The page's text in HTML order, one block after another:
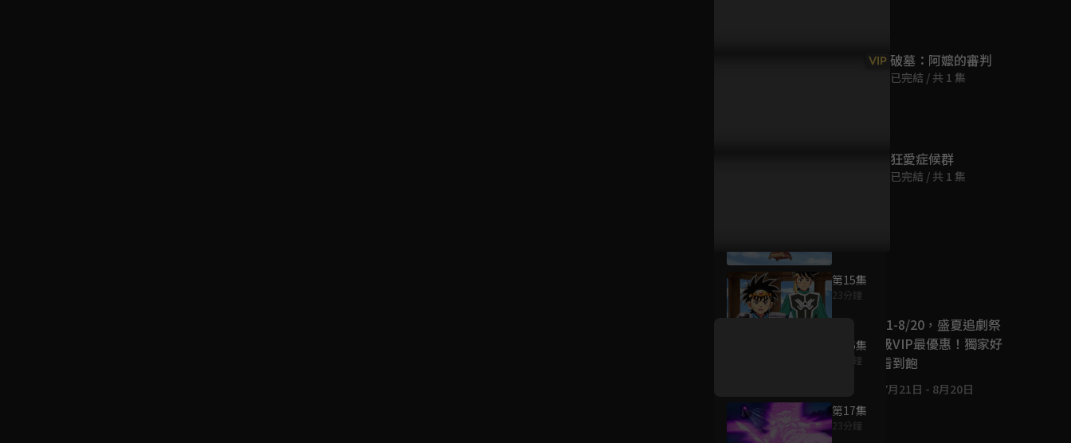
第15集
23分鐘
第16集
23分鐘
第17集
23分鐘
VIP 破墓：阿嬤的審判
已完結 / 共 1 集
狂愛症候群
已完結 / 共 1 集
好康資訊
7/21-8/20，盛夏追劇祭
升級VIP最優惠！獨家好
戲看到飽
7月21日 - 8月20日